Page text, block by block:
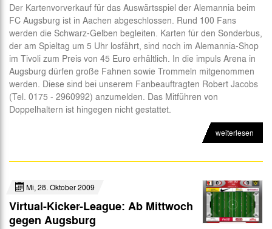
Der Kartenvorverkauf für das Auswärtsspiel der Alemannia beim
FC Augsburg ist in Aachen abgeschlossen. Rund 100 Fans
werden die Schwarz-Gelben begleiten. Karten für den Sonderbus,
der am Spieltag um 5 Uhr losfährt, sind noch im Alemannia-Shop
im Tivoli zum Preis von 45 Euro erhältlich. In die impuls Arena in
Augsburg dürfen große Fahnen sowie Trommeln mitgenommen
werden. Diese sind bei unserem Fanbeauftragten Robert Jacobs
(Tel. 0175 - 2960992) anzumelden. Das Mitführen von
Doppelhaltern ist hingegen nicht gestattet.
weiterlesen
Mi, 28. Oktober 2009
Virtual-Kicker-League: Ab Mittwoch
gegen Augsburg